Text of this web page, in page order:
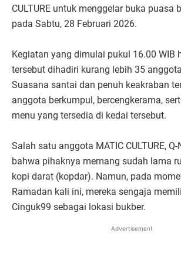
CULTURE untuk menggelar buka puasa
pada Sabtu, 28 Februari 2026.
Kegiatan yang dimulai pukul 16.00 WIB
tersebut dihadiri kurang lebih 35
Suasana santai dan penuh keakraban
anggota berkumpul, bercengkerama,
menu yang tersedia di kedai tersebut.
Salah satu anggota MATIC CULTURE,
bahwa pihaknya memang sudah lama
kopi darat (kopdar). Namun, pada
Ramadan kali ini, mereka sengaja
Cinguk99 sebagai lokasi bukber.
Advertisement